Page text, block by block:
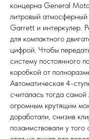
концерна General
литровый
Garrett и интеркулер.
для компактного
цифрой. Чтобы
систему постоянного
коробкой от
Автоматическая 4-
считалась тогда
огромным крутящим
доработали, снизив
позаимствовали у